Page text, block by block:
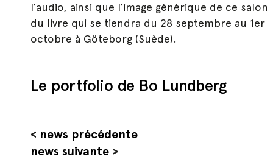
Hit enter to search or ESC to close
l’audio, ainsi que l’image générique de ce salon
du livre qui se tiendra du 28 septembre au 1er
octobre à Göteborg (Suède).
Le portfolio de Bo Lundberg
< news précédente
news suivante >